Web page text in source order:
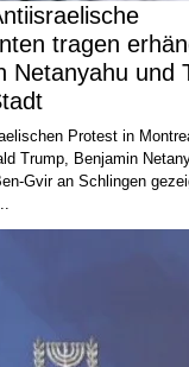
tragen
Netanyahu und
Protest in
Trump, Benjamin
Gvir an Schlingen